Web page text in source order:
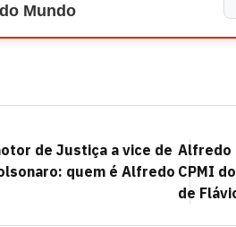
Mundo
de Justiça a vice de
quem é Alfredo
Alfredo
CPMI
de